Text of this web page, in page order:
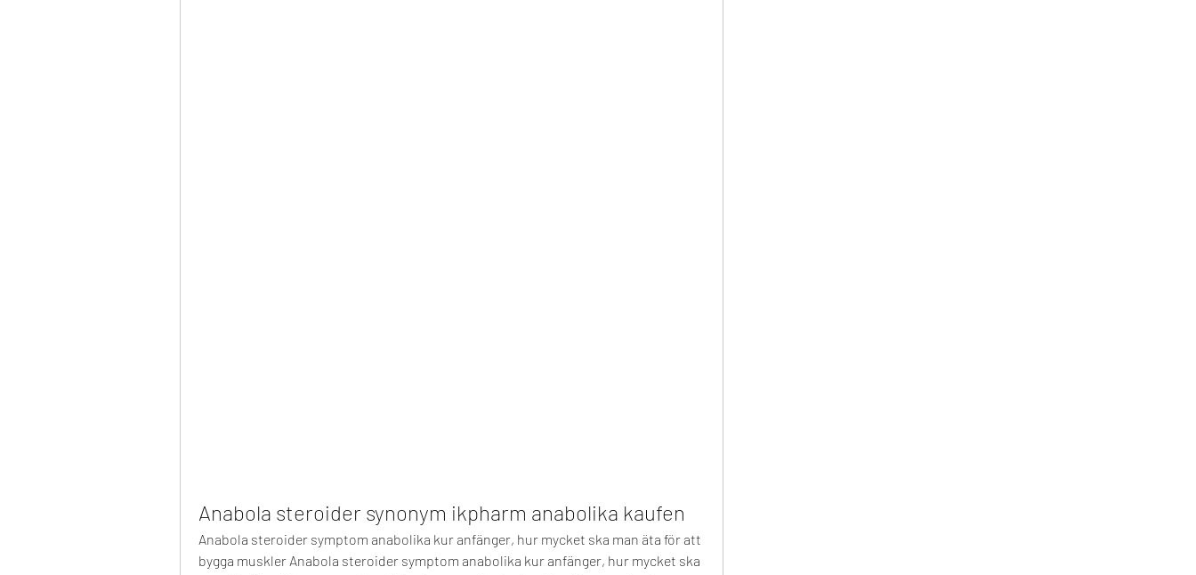
Anabola steroider synonym ikpharm anabolika kaufen
Anabola steroider symptom anabolika kur anfänger, hur mycket ska man äta för att
bygga muskler Anabola steroider symptom anabolika kur anfänger, hur mycket ska